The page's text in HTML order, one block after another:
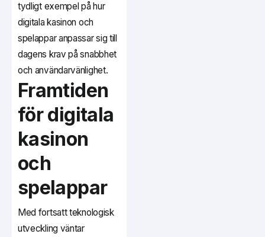
tydligt exempel på hur
digitala kasinon och
spelappar anpassar sig till
dagens krav på snabbhet
och användarvänlighet.
Framtiden
för digitala
kasinon
och
spelappar
Med fortsatt teknologisk
utveckling väntar